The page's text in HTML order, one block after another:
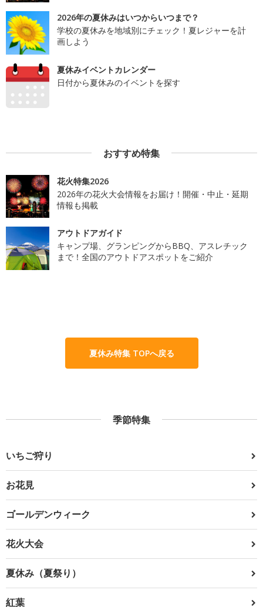
2026年の夏休みはいつからいつまで？
学校の夏休みを地域別にチェック！夏レジャーを計
画しよう
夏休みイベントカレンダー
日付から夏休みのイベントを探す
おすすめ特集
花火特集2026
2026年の花火大会情報をお届け！開催・中止・延期
情報も掲載
アウトドアガイド
キャンプ場、グランピングからBBQ、アスレチック
まで！全国のアウトドアスポットをご紹介
夏休み特集 TOPへ戻る
季節特集
いちご狩り
お花見
ゴールデンウィーク
花火大会
夏休み（夏祭り）
紅葉